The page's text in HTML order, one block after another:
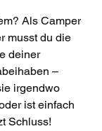
Als Camper
musst du die
deiner
–
irgendwo
ist einfach
Schluss!